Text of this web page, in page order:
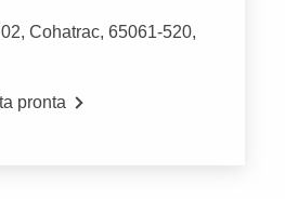
Cohatrac, 65061-520,
pronta